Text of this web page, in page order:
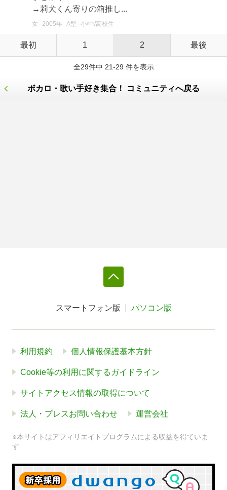
→莉犬くん寄りの箱推し...
女 2005年 A型 小/中/高校生
最初 1 2 最後
全29件中 21-29 件を表示
ボカロ・歌い手好き集合！ コミュニティへ戻る
スマートフォン版 パソコン版
利用規約 個人情報保護基本方針
Cookie等の利用に関するガイドライン
サイトアクセス情報の取得について
法人・プレスお問い合わせ 運営会社
※本サイトはアフィリエイトプログラムによる収益を得ていま
す